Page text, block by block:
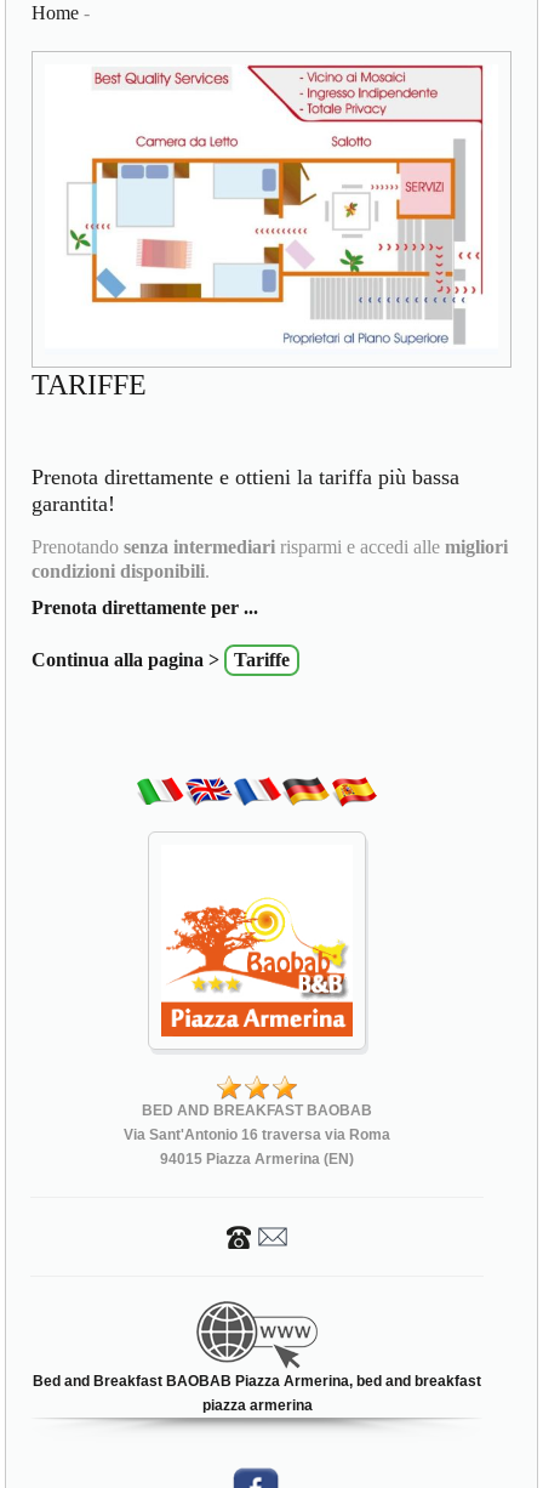
Home -
TARIFFE
Prenota direttamente e ottieni la tariffa più bassa
garantita!
Prenotandosenza intermediari risparmi e accedi allemigliori
condizioni disponibili.
Prenota direttamente per ...
Continua alla pagina > Tariffe
BED AND BREAKFAST BAOBAB
Via Sant'Antonio 16 traversa via Roma
94015 Piazza Armerina (EN)
Bed and Breakfast BAOBAB Piazza Armerina, bed and breakfast
piazza armerina